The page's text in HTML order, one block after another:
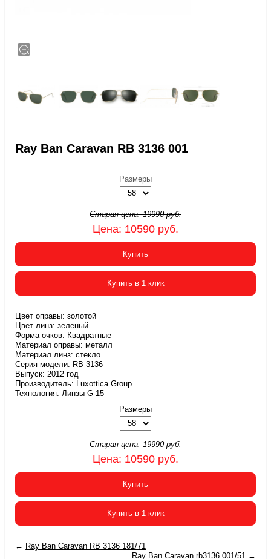
Ray Ban Caravan RB 3136 001
Размеры
Старая цена:19990руб.
Цена: 10590 руб.
Купить
Купить в 1 клик
Цвет оправы: золотой
Цвет линз: зеленый
Форма очков: Квадратные
Материал оправы: металл
Материал линз: стекло
Серия модели: RB 3136
Выпуск: 2012 год
Производитель: Luxottica Group
Технология: Линзы G-15
Размеры
Старая цена:19990руб.
Цена: 10590 руб.
Купить
Купить в 1 клик
← Ray Ban Caravan RB 3136 181/71
Ray Ban Caravan rb3136 001/51 →